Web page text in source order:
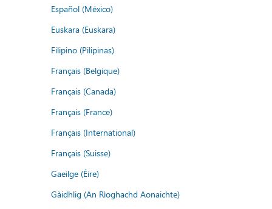
Español (México)
Euskara (Euskara)
Filipino (Pilipinas)
Français (Belgique)
Français (Canada)
Français (France)
Français (International)
Français (Suisse)
Gaeilge (Éire)
Gàidhlig (An Rìoghachd Aonaichte)